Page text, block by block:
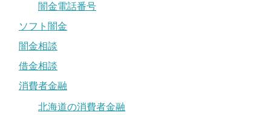
闇金電話番号
ソフト闇金
闇金相談
借金相談
消費者金融
北海道の消費者金融